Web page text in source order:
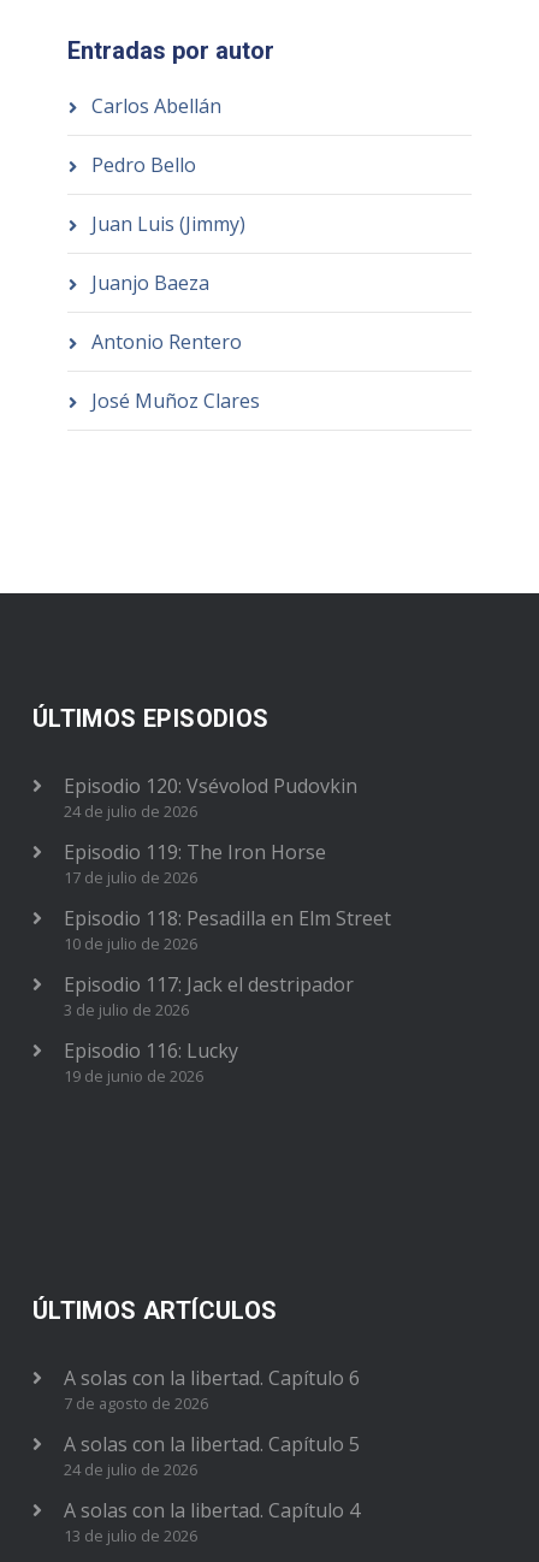
Entradas por autor
Carlos Abellán
Pedro Bello
Juan Luis (Jimmy)
Juanjo Baeza
Antonio Rentero
José Muñoz Clares
ÚLTIMOS EPISODIOS
Episodio 120: Vsévolod Pudovkin
24 de julio de 2026
Episodio 119: The Iron Horse
17 de julio de 2026
Episodio 118: Pesadilla en Elm Street
10 de julio de 2026
Episodio 117: Jack el destripador
3 de julio de 2026
Episodio 116: Lucky
19 de junio de 2026
ÚLTIMOS ARTÍCULOS
A solas con la libertad. Capítulo 6
7 de agosto de 2026
A solas con la libertad. Capítulo 5
24 de julio de 2026
A solas con la libertad. Capítulo 4
13 de julio de 2026